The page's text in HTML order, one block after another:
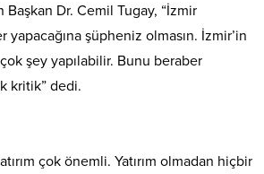
Başkan Dr. Cemil Tugay, “İzmir
şüpheniz olmasın. İzmir’in
şey yapılabilir. Bunu beraber
kritik” dedi.
çok önemli. Yatırım olmadan hiçbir